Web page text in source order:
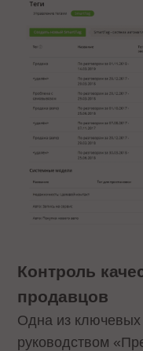
Контроль
продавцов
Одна из ключевых
руководством